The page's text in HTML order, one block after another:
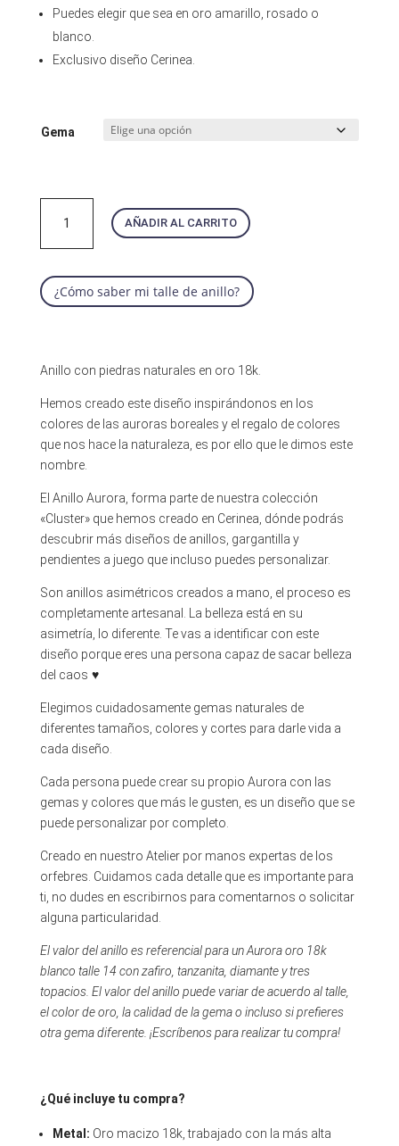
Puedes elegir que sea en oro amarillo, rosado o
blanco.
Exclusivo diseño Cerinea.
Gema
Aurora
cantidad
AÑADIR AL CARRITO
¿Cómo saber mi talle de anillo?
Anillo con piedras naturales en oro 18k.
Hemos creado este diseño inspirándonos en los
colores de las auroras boreales y el regalo de colores
que nos hace la naturaleza, es por ello que le dimos este
nombre.
El Anillo Aurora, forma parte de nuestra colección
«Cluster» que hemos creado en Cerinea, dónde podrás
descubrir más diseños de anillos, gargantilla y
pendientes a juego que incluso puedes personalizar.
Son anillos asimétricos creados a mano, el proceso es
completamente artesanal. La belleza está en su
asimetría, lo diferente. Te vas a identificar con este
diseño porque eres una persona capaz de sacar belleza
del caos ♥️
Elegimos cuidadosamente gemas naturales de
diferentes tamaños, colores y cortes para darle vida a
cada diseño.
Cada persona puede crear su propio Aurora con las
gemas y colores que más le gusten, es un diseño que se
puede personalizar por completo.
Creado en nuestro Atelier por manos expertas de los
orfebres. Cuidamos cada detalle que es importante para
ti, no dudes en escribirnos para comentarnos o solicitar
alguna particularidad.
El valor del anillo es referencial para un Aurora oro 18k
blanco talle 14 con zafiro, tanzanita, diamante y tres
topacios. El valor del anillo puede variar de acuerdo al talle,
el color de oro, la calidad de la gema o incluso si prefieres
otra gema diferente. ¡Escríbenos para realizar tu compra!
¿Qué incluye tu compra?
Metal: Oro macizo 18k, trabajado con la más alta